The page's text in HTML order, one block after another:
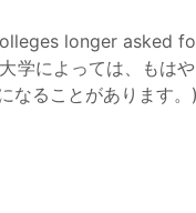
longer asked
によっては、もは
なることがあります。)